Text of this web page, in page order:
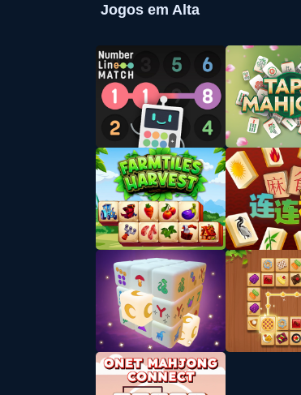
Jogos em Alta